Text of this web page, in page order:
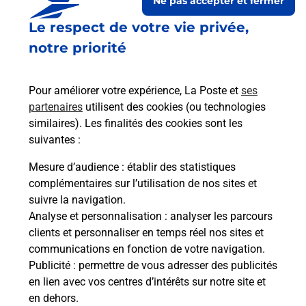
Le respect de votre vie privée,
notre priorité
Pour améliorer votre expérience, La Poste et ses
partenaires utilisent des cookies (ou technologies
similaires). Les finalités des cookies sont les
suivantes :
Mesure d’audience : établir des statistiques
complémentaires sur l’utilisation de nos sites et
suivre la navigation.
Analyse et personnalisation : analyser les parcours
clients et personnaliser en temps réel nos sites et
communications en fonction de votre navigation.
Publicité : permettre de vous adresser des publicités
en lien avec vos centres d’intérêts sur notre site et
en dehors.
Collecte du courrier aujourd'hui à 08h30
1670 Route De Bazas
33430 Gajac
Itinéraire
Le lien s'ouvre dans un nouvel onglet